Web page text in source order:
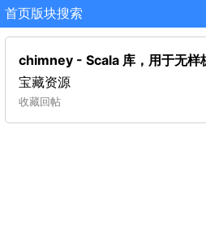
首页版块搜索
chimney - Scala 库，用于无样
宝藏资源
收藏回帖